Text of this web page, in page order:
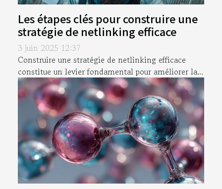
Les étapes clés pour construire une
stratégie de netlinking efficace
3 juin 2025 12:37
Construire une stratégie de netlinking efficace
constitue un levier fondamental pour améliorer la...